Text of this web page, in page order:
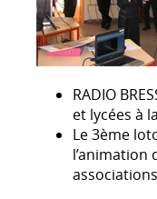
RADIO
et lycées à
Le 3ème
l’animation
associations